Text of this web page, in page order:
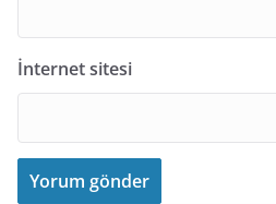
İnternet sitesi